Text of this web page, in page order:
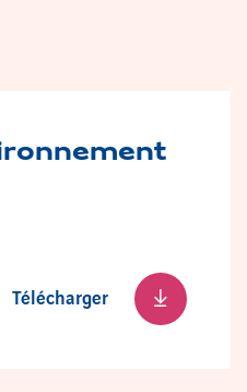
Télécharger